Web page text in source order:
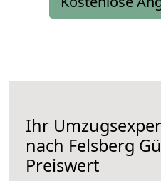
Ihr
nach Felsberg
Preiswert